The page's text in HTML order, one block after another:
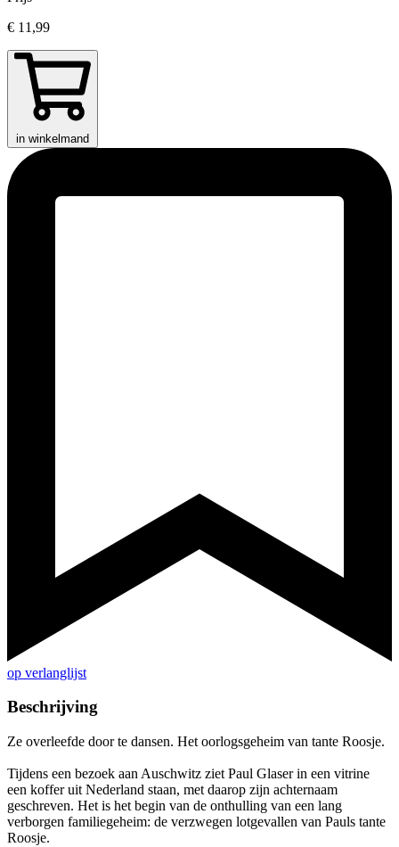
€ 11,99
in winkelmand
op verlanglijst
Beschrijving
Ze overleefde door te dansen. Het oorlogsgeheim van tante Roosje.
Tijdens een bezoek aan Auschwitz ziet Paul Glaser in een vitrine
een koffer uit Nederland staan, met daarop zijn achternaam
geschreven. Het is het begin van de onthulling van een lang
verborgen familiegeheim: de verzwegen lotgevallen van Pauls tante
Roosje.